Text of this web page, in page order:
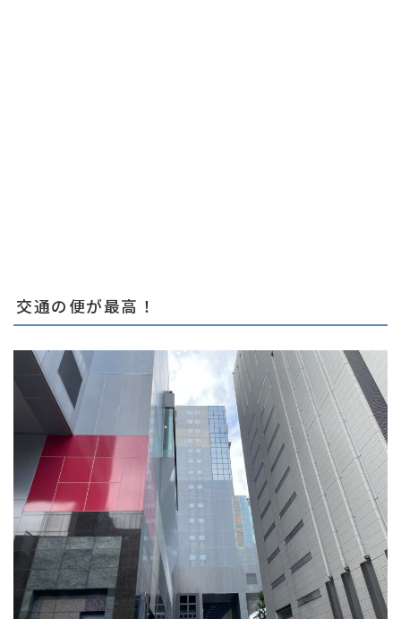
交通の便が最高！